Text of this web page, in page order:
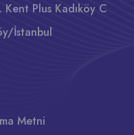
Plus Kadıköy C
İstanbul
Metni